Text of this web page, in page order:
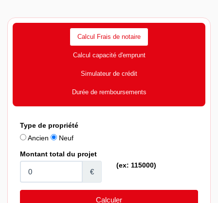
Calcul Frais de notaire
Calcul capacité d'emprunt
Simulateur de crédit
Durée de remboursements